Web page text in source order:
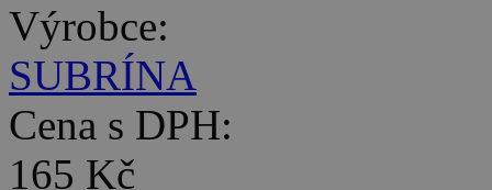
Výrobce:
SUBRÍNA
Cena s DPH:
165 Kč